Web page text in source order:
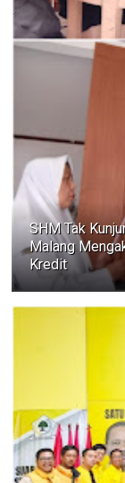
SHM Tak
Malang
Kredit